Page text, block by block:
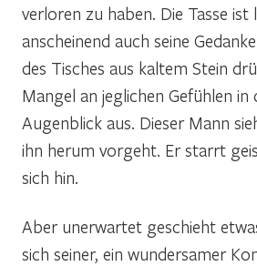
verloren zu haben. Die Tasse ist
anscheinend auch seine
des Tisches aus kaltem Stein
Mangel an jeglichen Gefühlen in
Augenblick aus. Dieser Mann
ihn herum vorgeht. Er starrt
sich hin.
Aber unerwartet geschieht
sich seiner, ein wundersamer